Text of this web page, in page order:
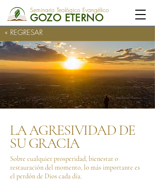
Seminario Teológico Evangélico
GOZO ETERNO
LA AGRESIVIDAD DE
SU GRACIA
Sobre cualquier prosperidad, bienestar o
restauración del momento, lo más importante es
el perdón de Dios cada día.
« REGRESAR